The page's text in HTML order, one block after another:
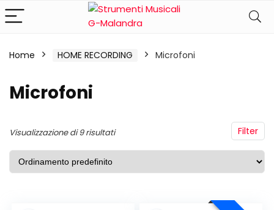
Home HOME RECORDING Microfoni
Microfoni
Filter
Visualizzazione di 9 risultati